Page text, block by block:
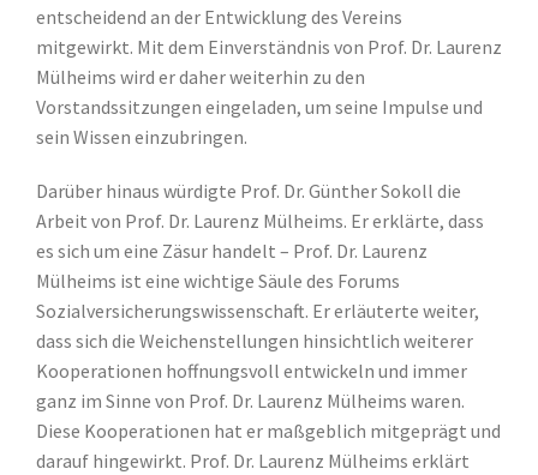
entscheidend an der Entwicklung des Vereins
mitgewirkt. Mit dem Einverständnis von Prof. Dr. Laurenz
Mülheims wird er daher weiterhin zu den
Vorstandssitzungen eingeladen, um seine Impulse und
sein Wissen einzubringen.
Darüber hinaus würdigte Prof. Dr. Günther Sokoll die
Arbeit von Prof. Dr. Laurenz Mülheims. Er erklärte, dass
es sich um eine Zäsur handelt – Prof. Dr. Laurenz
Mülheims ist eine wichtige Säule des Forums
Sozialversicherungswissenschaft. Er erläuterte weiter,
dass sich die Weichenstellungen hinsichtlich weiterer
Kooperationen hoffnungsvoll entwickeln und immer
ganz im Sinne von Prof. Dr. Laurenz Mülheims waren.
Diese Kooperationen hat er maßgeblich mitgeprägt und
darauf hingewirkt. Prof. Dr. Laurenz Mülheims erklärt